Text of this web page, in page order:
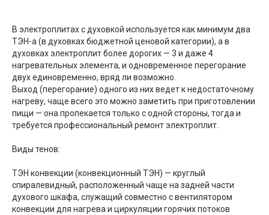
В электроплитах с духовкой используется как минимум два
ТЭН-а (в духовках бюджетной ценовой категории), а в
духовках электроплит более дорогих — 3 и даже 4
нагревательных элемента, и одновременное перегорание
двух единовременно, вряд ли возможно.
Выход (перегорание) одного из них ведет к недостаточному
нагреву, чаще всего это можно заметить при приготовлении
пищи — она пропекается только с одной стороны, тогда и
требуется профессиональный ремонт электроплит.
Виды тенов:
ТЭН конвекции (конвекционный ТЭН) — круглый
спиралевидный, расположенный чаще на задней части
духового шкафа, служащий совместно с вентилятором
конвекции для нагрева и циркуляции горячих потоков